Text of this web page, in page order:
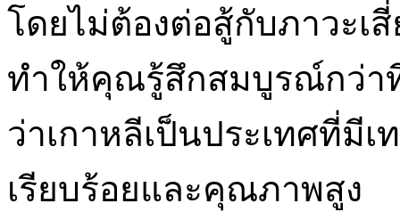
โดยไม่ต้องต่อสู้กับภาวะเ
ทำให้คุณรู้สึกสมบูรณ์กว่า
ว่าเกาหลีเป็นประเทศที่มี
เรียบร้อยและคุณภาพสูง